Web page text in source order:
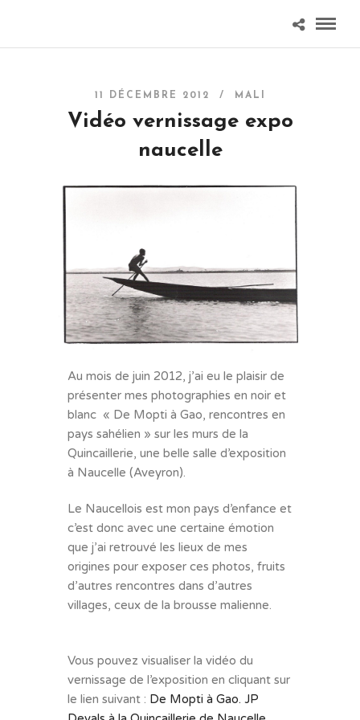
11 DÉCEMBRE 2012 / MALI
Vidéo vernissage expo
naucelle
Au mois de juin 2012, j’ai eu le plaisir de
présenter mes photographies en noir et
blanc « De Mopti à Gao, rencontres en
pays sahélien » sur les murs de la
Quincaillerie, une belle salle d’exposition
à Naucelle (Aveyron).
Le Naucellois est mon pays d’enfance et
c’est donc avec une certaine émotion
que j’ai retrouvé les lieux de mes
origines pour exposer ces photos, fruits
d’autres rencontres dans d’autres
villages, ceux de la brousse malienne.
Vous pouvez visualiser la vidéo du
vernissage de l’exposition en cliquant sur
le lien suivant : De Mopti à Gao. JP